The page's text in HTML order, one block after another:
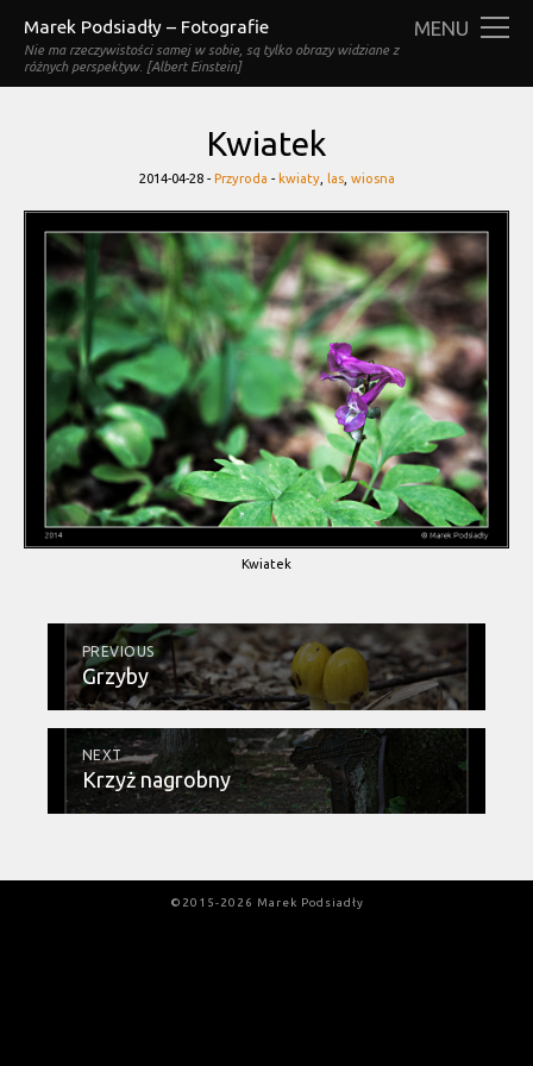
Marek Podsiadły – Fotografie
Nie ma rzeczywistości samej w sobie, są tylko obrazy widziane z
różnych perspektyw. [Albert Einstein]
MENU
Kwiatek
2014-04-28 - Categories
Przyroda - Tags
kwiaty, las, wiosna
Kwiatek
PREVIOUS
Grzyby
NEXT
Krzyż nagrobny
©2015-2026 Marek Podsiadły